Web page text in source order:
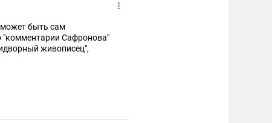
может быть сам
"комментарии Сафронова"
живописец",